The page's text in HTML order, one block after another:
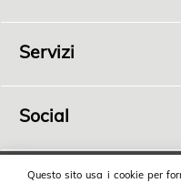
Questo sito usa i cookie per
Servizi
Social